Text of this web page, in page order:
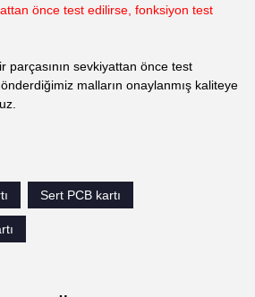
önce test edilirse, fonksiyon test
parçasının sevkiyattan önce test
malların onaylanmış kaliteye
Sert PCB kartı